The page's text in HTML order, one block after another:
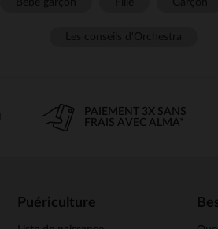
PAIEMENT 3X SANS
FRAIS AVEC ALMA*
Puériculture